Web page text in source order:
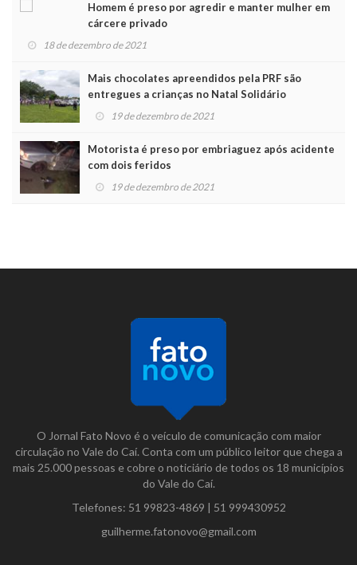
Homem é preso por agredir e manter mulher em
cárcere privado
18 de dezembro de 2021
Mais chocolates apreendidos pela PRF são
entregues a crianças no Natal Solidário
19 de dezembro de 2021
Motorista é preso por embriaguez após acidente
com dois feridos
19 de dezembro de 2021
O Jornal Fato Novo é o veículo de comunicação com maior
circulação no Vale do Caí. Conta com um público leitor que chega a
mais 25.000 pessoas e cobre o noticiário de todos os 18 municípios
do Vale do Caí.
Telefones: 51 99823-4869 | 51 999430952
guilherme.fatonovo@gmail.com